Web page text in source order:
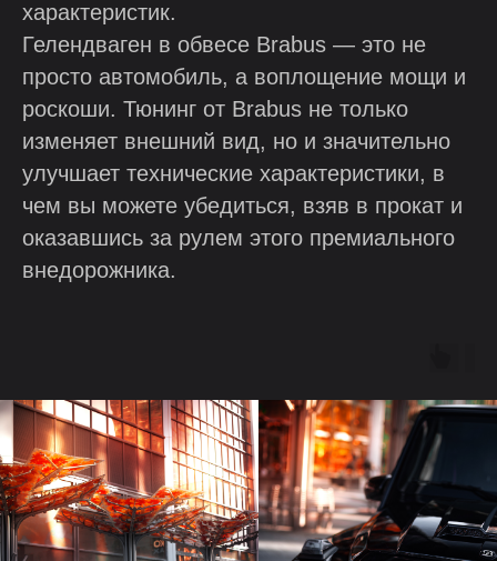
характеристик.
Гелендваген в обвесе Brabus — это не
просто автомобиль, а воплощение мощи и
роскоши. Тюнинг от Brabus не только
изменяет внешний вид, но и значительно
улучшает технические характеристики, в
чем вы можете убедиться, взяв в прокат и
оказавшись за рулем этого премиального
внедорожника.